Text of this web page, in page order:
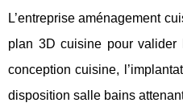
L’entreprise aménagement
plan 3D cuisine pour valider
conception cuisine,
disposition salle bains